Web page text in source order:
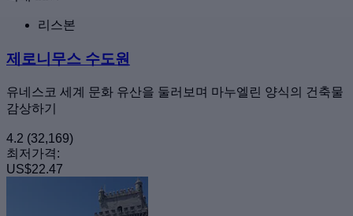
리스본
제로니무스 수도원
유네스코 세계 문화 유산을 둘러보며 마누엘린 양식의 건축물
감상하기
4.2 (32,169)
최저가격:
US$22.47